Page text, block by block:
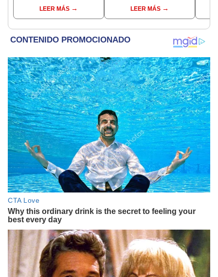
del Acumulado
LEER MÁS LEER MÁS